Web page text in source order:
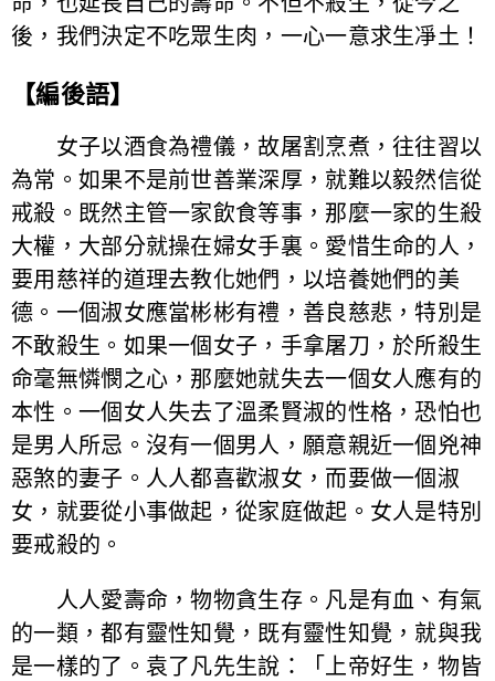
後，我們決定不吃眾生肉，一心一意求生凈土！
【編後語】
女子以酒食為禮儀，故屠割烹煮，往往習以
為常。如果不是前世善業深厚，就難以毅然信從
戒殺。既然主管一家飲食等事，那麼一家的生殺
大權，大部分就操在婦女手裏。愛惜生命的人，
要用慈祥的道理去教化她們，以培養她們的美
德。一個淑女應當彬彬有禮，善良慈悲，特別是
不敢殺生。如果一個女子，手拿屠刀，於所殺生
命毫無憐憫之心，那麼她就失去一個女人應有的
本性。一個女人失去了溫柔賢淑的性格，恐怕也
是男人所忌。沒有一個男人，願意親近一個兇神
惡煞的妻子。人人都喜歡淑女，而要做一個淑
女，就要從小事做起，從家庭做起。女人是特別
要戒殺的。
人人愛壽命，物物貪生存。凡是有血、有氣
的一類，都有靈性知覺，既有靈性知覺，就與我
是一樣的了。袁了凡先生說：「上帝好生，物皆